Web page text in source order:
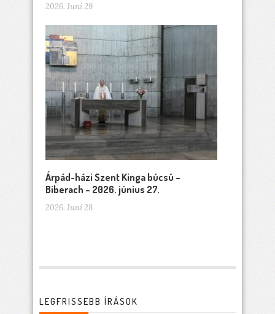
2026. Juni 29
Árpád-házi Szent Kinga búcsú –
Biberach – 2026. június 27.
2026. Juni 28
LEGFRISSEBB ÍRÁSOK